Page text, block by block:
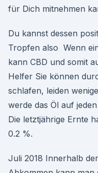
für Dich mitnehmen
Du kannst dessen
Tropfen also Wenn
kann CBD und somit
Helfer Sie können
schlafen, leiden
werde das Öl auf
Die letztjährige Ernte
0.2 %.
Juli 2018 Innerhalb